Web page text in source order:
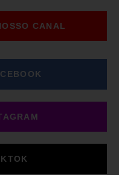
CANAL